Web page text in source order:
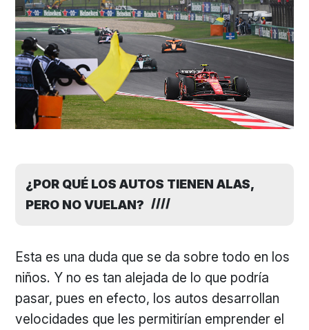
¿POR QUÉ LOS AUTOS TIENEN ALAS,
PERO NO VUELAN?
Esta es una duda que se da sobre todo en los
niños. Y no es tan alejada de lo que podría
pasar, pues en efecto, los autos desarrollan
velocidades que les permitirían emprender el